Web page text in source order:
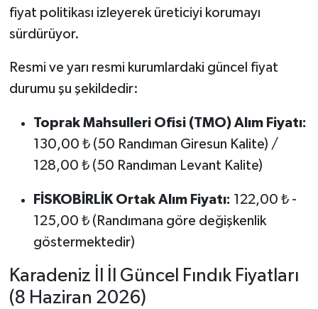
fiyat politikası izleyerek üreticiyi korumayı
sürdürüyor.
Resmi ve yarı resmi kurumlardaki güncel fiyat
durumu şu şekildedir:
Toprak Mahsulleri Ofisi (TMO) Alım Fiyatı:
130,00 ₺ (50 Randıman Giresun Kalite) /
128,00 ₺ (50 Randıman Levant Kalite)
FİSKOBİRLİK Ortak Alım Fiyatı: 122,00 ₺ -
125,00 ₺ (Randımana göre değişkenlik
göstermektedir)
Karadeniz İl İl Güncel Fındık Fiyatları
(8 Haziran 2026)